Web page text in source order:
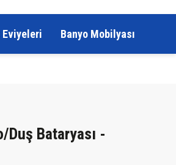
Banyo Mobilyası
Duş Bataryası -